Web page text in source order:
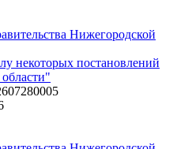
Нижегородской
некоторых постановлений